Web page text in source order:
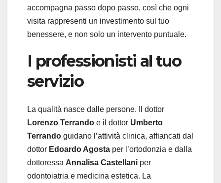
accompagna passo dopo passo, così che ogni
visita rappresenti un investimento sul tuo
benessere, e non solo un intervento puntuale.
I professionisti al tuo
servizio
La qualità nasce dalle persone. Il dottor
Lorenzo Terrando e il dottor Umberto
Terrando guidano l’attività clinica, affiancati dal
dottor Edoardo Agosta per l’ortodonzia e dalla
dottoressa Annalisa Castellani per
odontoiatria e medicina estetica. La